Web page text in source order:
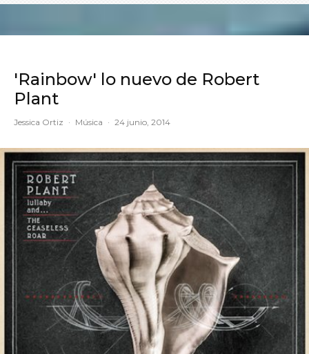
'Rainbow' lo nuevo de Robert
Plant
Jessica Ortiz · Música · 24 junio, 2014